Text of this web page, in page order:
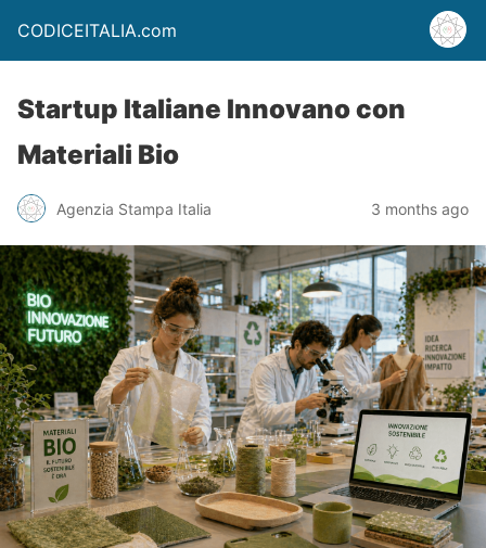
CODICEITALIA.com
Startup Italiane Innovano con
Materiali Bio
Agenzia Stampa Italia 3 months ago